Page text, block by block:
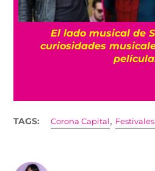
El lado musical de
curiosidades
TAGS: Corona Capital ,